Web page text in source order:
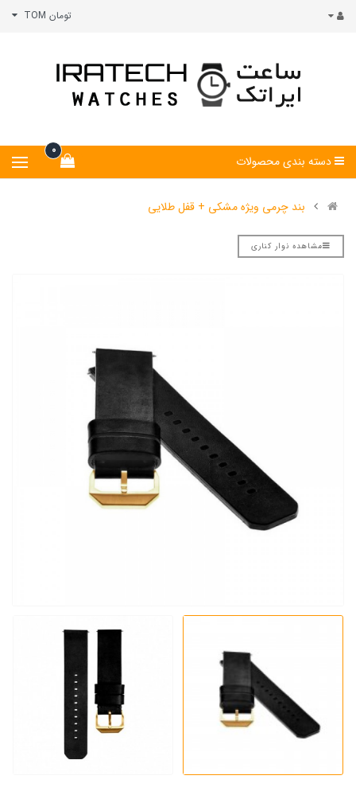
تومان TOM
0
دسته بندی محصولات
بند چرمی ویژه مشکی + قفل طلایی
مشاهده نوار کناری